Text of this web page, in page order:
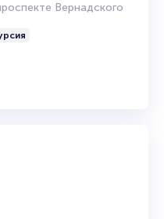
Вернадского